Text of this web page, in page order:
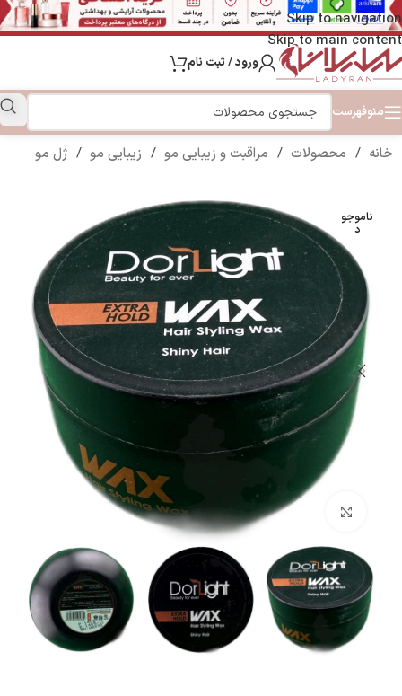
Skip to navigation
Skip to main content
ورود / ثبت نام
منوفهرست
خانه / محصولات / مراقبت و زیبایی مو / زیبایی مو / ژل مو
ناموجو
د
بزرگنمایی تصویر